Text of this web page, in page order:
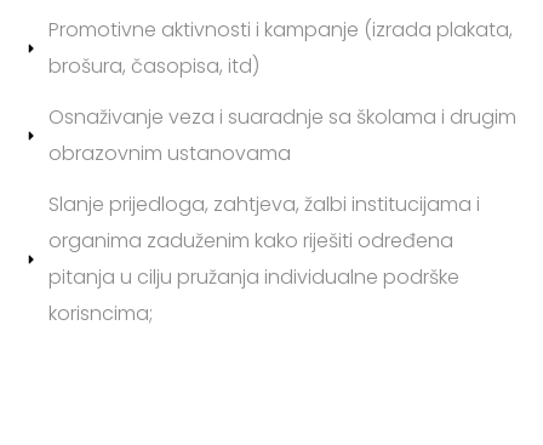
Promotivne aktivnosti i kampanje (izrada plakata,
brošura, časopisa, itd)
Osnaživanje veza i suaradnje sa školama i drugim
obrazovnim ustanovama
Slanje prijedloga, zahtjeva, žalbi institucijama i
organima zaduženim kako riješiti određena
pitanja u cilju pružanja individualne podrške
korisncima;